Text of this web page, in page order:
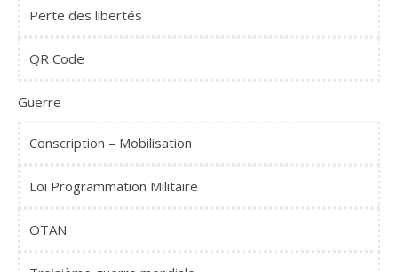
Perte des libertés
QR Code
Guerre
Conscription – Mobilisation
Loi Programmation Militaire
OTAN